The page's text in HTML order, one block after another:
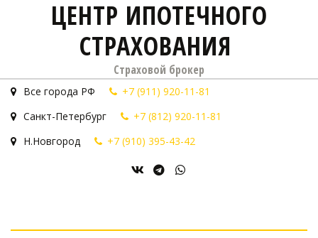
ЦЕНТР ИПОТЕЧНОГО
СТРАХОВАНИЯ
Страховой брокер
Все города РФ
+7 (911) 920-11-81
Санкт-Петербург
+7 (812) 920-11-81
Н.Новгород
+7 (910) 395-43-42